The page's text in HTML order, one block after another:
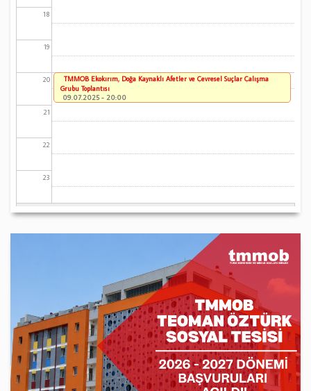
18
19
20
21
22
23
TMMOB Ekokırım, Doğa Kaynaklı Afetler ve Çevresel Suçlar Çalışma
Grubu Toplantısı
09.07.2025 - 20:00